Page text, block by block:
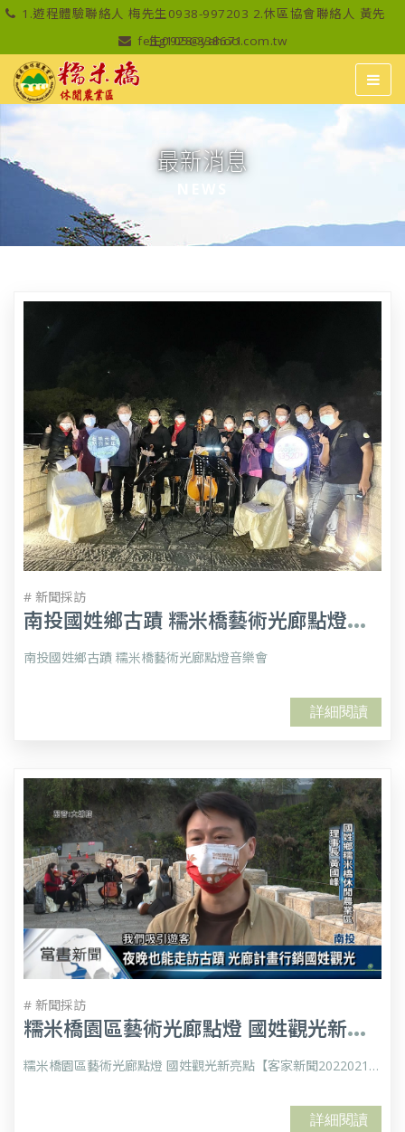
1.遊程體驗聯絡人 梅先生0938-997203 2.休區協會聯絡人 黃先
生0928-338671
feng105@yahoo.com.tw
最新消息
# 新聞採訪
南
投國姓鄉古蹟 糯米橋藝術光廊點燈音樂會
南投國姓鄉古蹟 糯米橋藝術光廊點燈音樂會
詳細閱讀
# 新聞採訪
糯
米橋園區藝術光廊點燈 國姓觀光新亮點【客家新聞20220212】
糯米橋園區藝術光廊點燈 國姓觀光新亮點【客家新聞20220212】
詳細閱讀